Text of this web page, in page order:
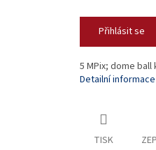
Přihlásit se
5 MPix; dome ball
Detailní informace
TISK